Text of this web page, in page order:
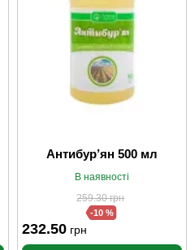
Антибур’ян 500 мл
В наявності
259.30грн
-10 %
232.50 грн